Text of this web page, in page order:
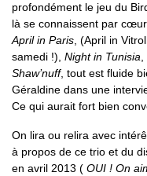
profondément le jeu du
là se connaissent par
April in Paris, (April in
samedi !), Night in Tunisia,
Shaw’nuff, tout est fluide
Géraldine dans une
Ce qui aurait fort bien
On lira ou relira avec
à propos de ce trio et du
en avril 2013 ( OUI ! On